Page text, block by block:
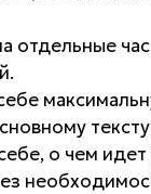
отдельные
о чем